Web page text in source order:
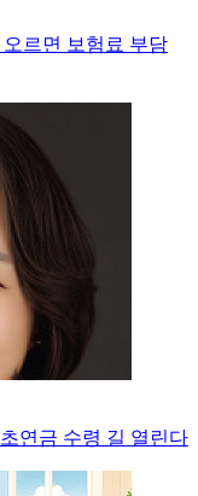
르면 보험료 부담
연금 수령 길 열린다